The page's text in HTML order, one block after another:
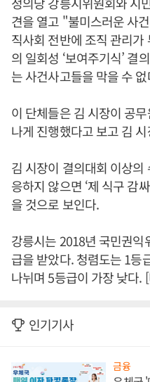
견을 열고 "불미스러운 사
직사회 전반에 조직 관리가
의 일회성 ‘보여주기식’ 결
는 사건사고들을 막을 수
이 단체들은 김 시장이 공
나게 진행했다고 보고 김
김 시장이 결의대회 이상
응하지 않으면 ‘제 식구 감
을 것으로 보인다.
강릉시는 2018년 국민권
급을 받았다. 청렴도는 1등
나뉘며 5등급이 가장 낮다.
인기기사
금융